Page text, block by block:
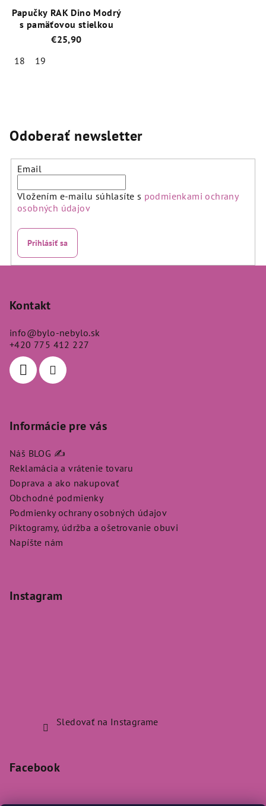
Papučky RAK Dino Modrý
s pamäťovou stielkou
€25,90
18
19
5,0
z
Odoberať newsletter
Email
Vložením e-mailu súhlasíte s podmienkami ochrany
osobných údajov
Prihlásiť sa
Kontakt
info@bylo-nebylo.sk
+420 775 412 227
Informácie pre vás
Náš BLOG ✍️
Reklamácia a vrátenie tovaru
Doprava a ako nakupovať
Obchodné podmienky
Podmienky ochrany osobných údajov
Piktogramy, údržba a ošetrovanie obuvi
Napíšte nám
Instagram
Sledovať na Instagrame
Facebook